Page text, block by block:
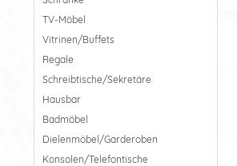
TV-Möbel
Vitrinen/Buffets
Regale
Schreibtische/Sekretäre
Hausbar
Badmöbel
Dielenmöbel/Garderoben
Konsolen/Telefontische